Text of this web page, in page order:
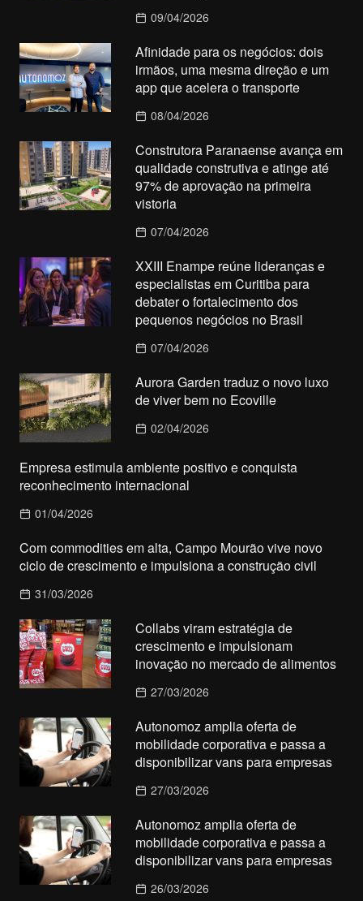
09/04/2026
Afinidade para os negócios: dois
irmãos, uma mesma direção e um
app que acelera o transporte
08/04/2026
Construtora Paranaense avança em
qualidade construtiva e atinge até
97% de aprovação na primeira
vistoria
07/04/2026
XXIII Enampe reúne lideranças e
especialistas em Curitiba para
debater o fortalecimento dos
pequenos negócios no Brasil
07/04/2026
Aurora Garden traduz o novo luxo
de viver bem no Ecoville
02/04/2026
Empresa estimula ambiente positivo e conquista
reconhecimento internacional
01/04/2026
Com commodities em alta, Campo Mourão vive novo
ciclo de crescimento e impulsiona a construção civil
31/03/2026
Collabs viram estratégia de
crescimento e impulsionam
inovação no mercado de alimentos
27/03/2026
Autonomoz amplia oferta de
mobilidade corporativa e passa a
disponibilizar vans para empresas
27/03/2026
Autonomoz amplia oferta de
mobilidade corporativa e passa a
disponibilizar vans para empresas
26/03/2026